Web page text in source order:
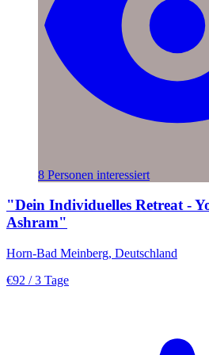
8 Personen interessiert
"Dein Individuelles Retreat -
Ashram"
Horn-Bad Meinberg, Deutschland
€92 / 3 Tage